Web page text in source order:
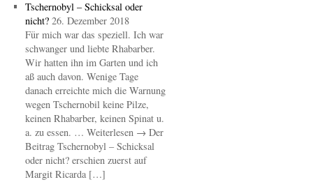
Tschernobyl – Schicksal oder
nicht? 26. Dezember 2018
Für mich war das speziell. Ich war
schwanger und liebte Rhabarber.
Wir hatten ihn im Garten und ich
aß auch davon. Wenige Tage
danach erreichte mich die Warnung
wegen Tschernobil keine Pilze,
keinen Rhabarber, keinen Spinat u.
a. zu essen. … Weiterlesen → Der
Beitrag Tschernobyl – Schicksal
oder nicht? erschien zuerst auf
Margit Ricarda […]